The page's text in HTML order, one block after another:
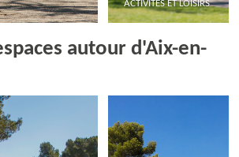
ACTIVITÉS ET LOISIRS
autour d'Aix-en-